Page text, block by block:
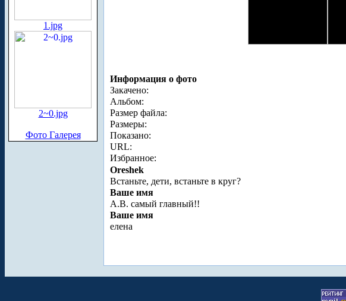
1.jpg
2~0.jpg
Фото Галерея
Информация о фото
Закачено:
Альбом:
Размер файла:
Размеры:
Показано:
URL:
Избранное:
Oreshek
Встаньте, дети, встаньте в круг?
Ваше имя
А.В. самый главный!!
Ваше имя
елена